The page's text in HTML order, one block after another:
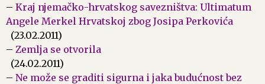
– Kraj njemačko-hrvatskog savezništva: Ultimatum
Angele Merkel Hrvatskoj zbog Josipa Perkovića
(23.02.2011)
– Zemlja se otvorila
(24.02.2011)
– Ne može se graditi sigurna i jaka budućnost bez